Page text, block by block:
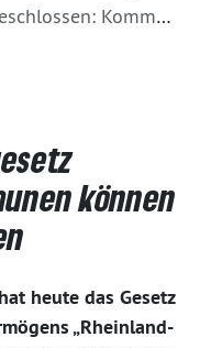
können kraftvoll investieren
können
heute das Gesetz
„Rheinland-